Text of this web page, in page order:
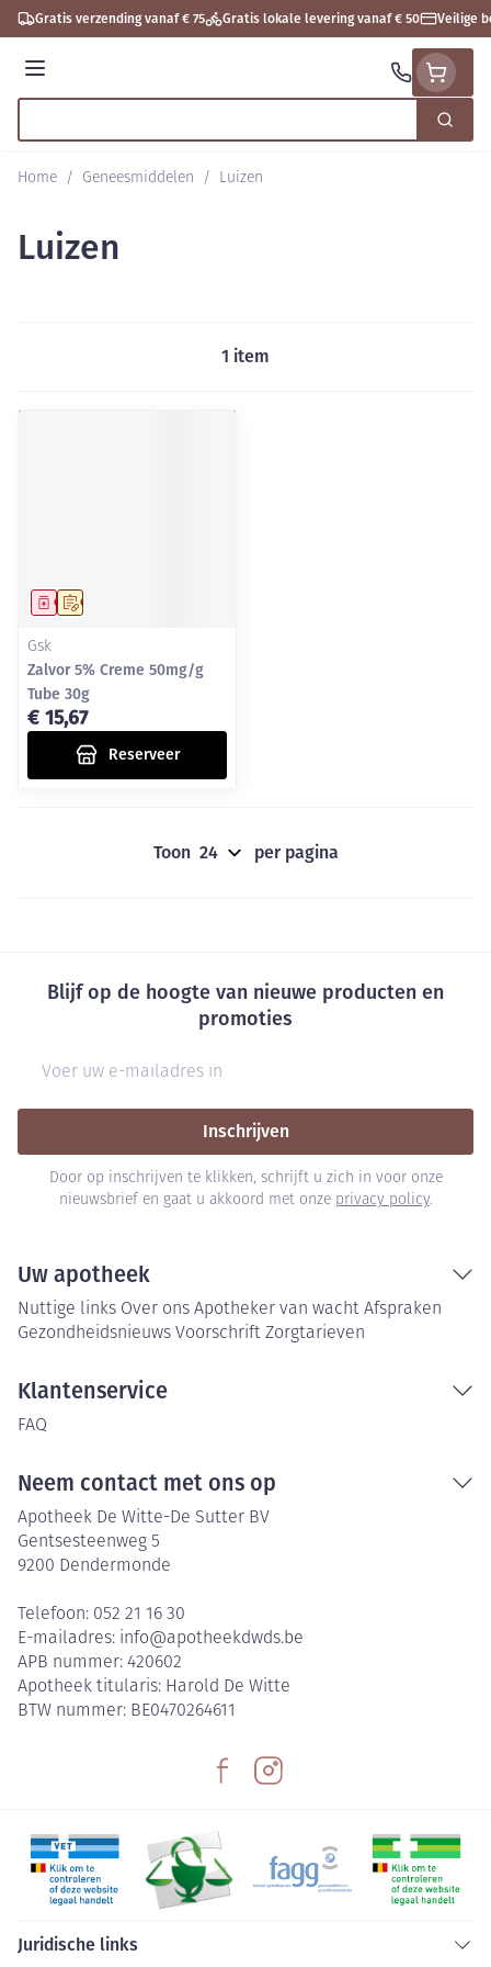
Ga naar de inhoud
Gratis verzending vanaf € 75 Gratis lokale levering vanaf € 50 Veilige
Menu
Zoek
Home / Geneesmiddelen / Luizen
Luizen
1 item
Op voorschrift
Geneesmiddel
Gsk
Zalvor 5% Creme 50mg/g
Tube 30g
€ 15,67
Reserveer
Toon per pagina
Blijf op de hoogte van nieuwe producten en
promoties
Inschrijven
Door op inschrijven te klikken, schrijft u zich in voor onze
nieuwsbrief en gaat u akkoord met onze privacy policy.
Uw apotheek
Nuttige links Over ons Apotheker van wacht Afspraken
Gezondheidsnieuws Voorschrift Zorgtarieven
Klantenservice
FAQ
Neem contact met ons op
Apotheek De Witte-De Sutter BV
Gentsesteenweg 5
9200 Dendermonde
Telefoon: 052 21 16 30
E-mailadres: info@apotheekdwds.be
APB nummer: 420602
Apotheek titularis: Harold De Witte
BTW nummer: BE0470264611
Juridische links